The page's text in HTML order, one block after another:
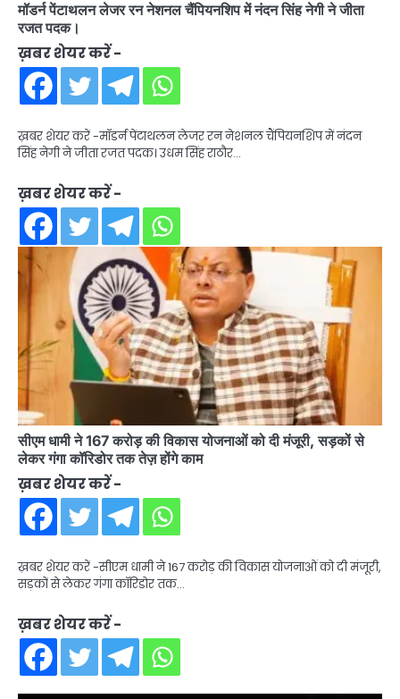
मॉडर्न पेंटाथलन लेजर रन नेशनल चैंपियनशिप में नंदन सिंह नेगी ने जीता
रजत पदक।
ख़बर शेयर करें -
ख़बर शेयर करें -मॉडर्न पेंटाथलन लेजर रन नेशनल चैंपियनशिप में नंदन
सिंह नेगी ने जीता रजत पदक। उधम सिंह राठौर…
ख़बर शेयर करें -
सीएम धामी ने 167 करोड़ की विकास योजनाओं को दी मंजूरी, सड़कों से
लेकर गंगा कॉरिडोर तक तेज़ होंगे काम
ख़बर शेयर करें -
ख़बर शेयर करें -सीएम धामी ने 167 करोड़ की विकास योजनाओं को दी मंजूरी,
सड़कों से लेकर गंगा कॉरिडोर तक…
ख़बर शेयर करें -